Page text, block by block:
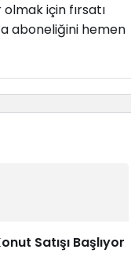
için fırsatı
aboneliğini hemen
Satışı Başlıyor